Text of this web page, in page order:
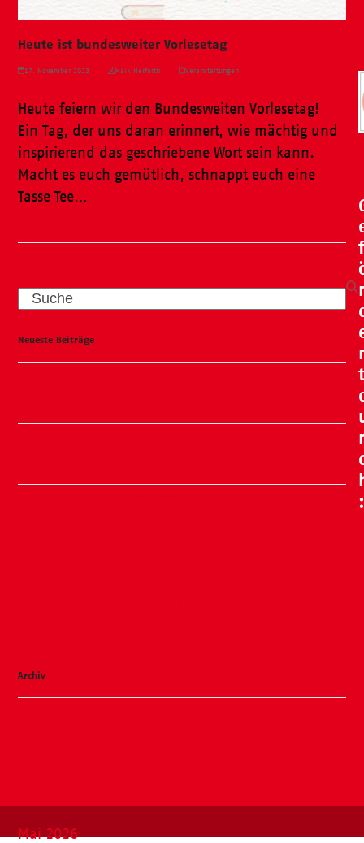
Heute ist bundesweiter Vorlesetag
17. November 2023 Maik Herfurth Veranstaltungen
Heute feiern wir den Bundesweiten Vorlesetag!
Ein Tag, der uns daran erinnert, wie mächtig und
inspirierend das geschriebene Wort sein kann.
Macht es euch gemütlich, schnappt euch eine
Tasse Tee…
Search
Neueste Beiträge
Archiv
Mai 2026
f
r
r
t
r
: